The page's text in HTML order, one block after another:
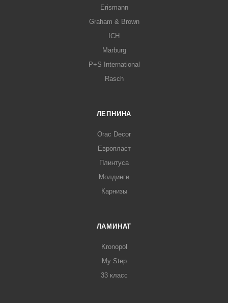
Erismann
Graham & Brown
ICH
Marburg
P+S International
Rasch
ЛЕПНИНА
Orac Decor
Европласт
Плинтуса
Молдинги
Карнизы
ЛАМИНАТ
Kronopol
My Step
33 класс